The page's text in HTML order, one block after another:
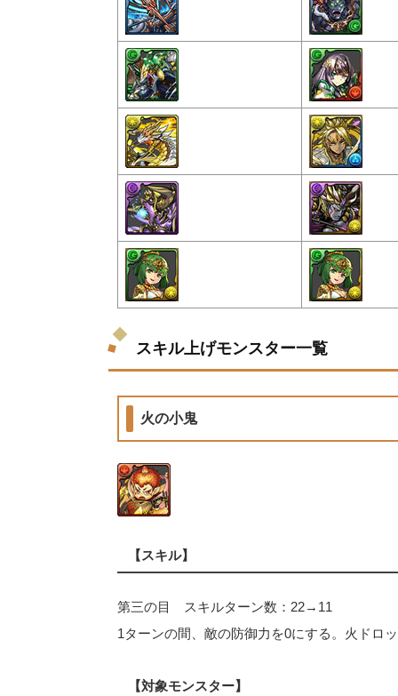
スキル上げモンスター一覧
火の小鬼
【スキル】
第三の目 スキルターン数：22→11
1ターンの間、敵の防御力を0にする。火ドロ
【対象モンスター】